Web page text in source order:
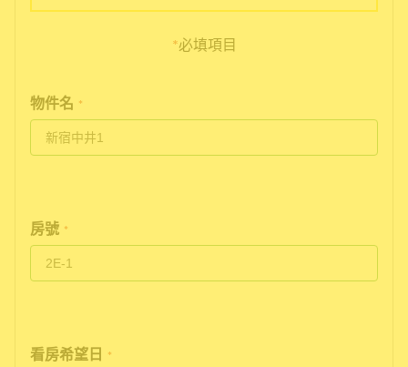
*必填項目
物件名 *
房號 *
看房希望日
*